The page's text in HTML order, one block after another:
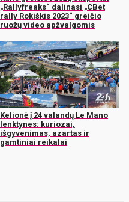
„Rallyfreaks“ dalinasi „CBet
rally Rokiškis 2023“ greičio
ruožų video apžvalgomis
Kelionė į 24 valandų Le Mano
lenktynes: kuriozai,
išgyvenimas, azartas ir
gamtiniai reikalai